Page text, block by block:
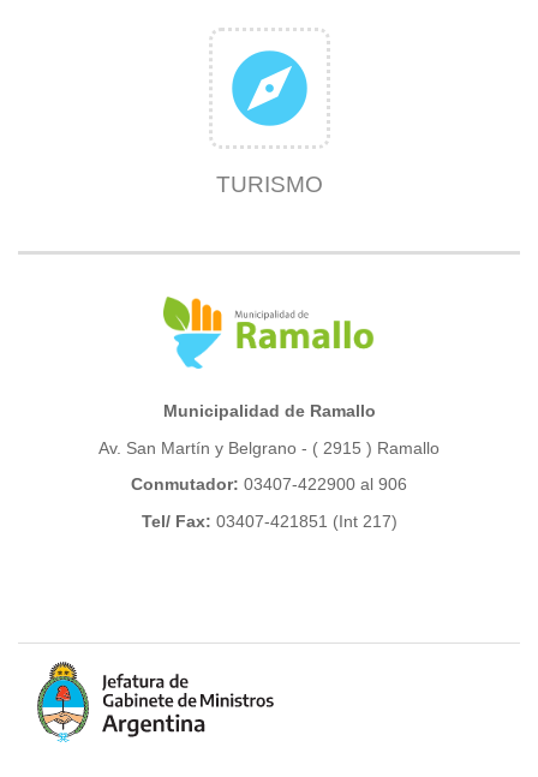
explore
TURISMO
Municipalidad de Ramallo
Av. San Martín y Belgrano - ( 2915 ) Ramallo
Conmutador: 03407-422900 al 906
Tel/ Fax: 03407-421851 (Int 217)